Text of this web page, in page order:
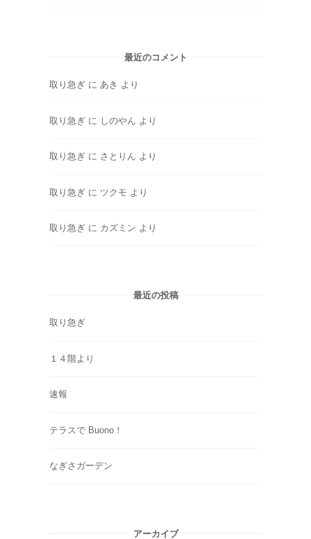
最近のコメント
取り急ぎ に あき より
取り急ぎ に しのやん より
取り急ぎ に さとりん より
取り急ぎ に ツクモ より
取り急ぎ に カズミン より
最近の投稿
取り急ぎ
１４階より
速報
テラスで Buono！
なぎさガーデン
アーカイブ